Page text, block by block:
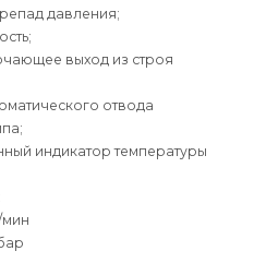
давления;
выход из строя
отвода
индикатор температуры
мин